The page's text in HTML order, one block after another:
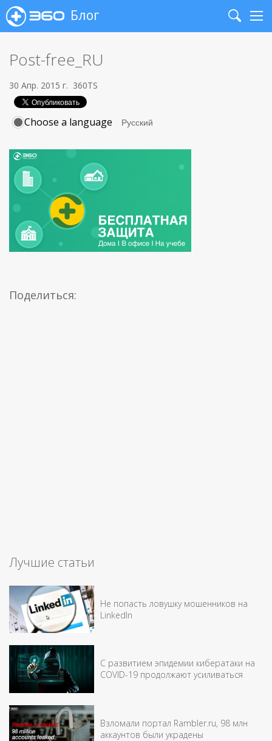
Блог
Search
Post-free_RU
30 Апр. 2015 г. 360TS
Choose a language
Поделиться:
Лучшие статьи
Не попасть ловушку мошенников на
LinkedIn
С развитием эпидемии кибератаки на
COVID-19 продолжают усиливаться
Взломали портал Rambler.ru, 98 млн
аккаунтов были украдены